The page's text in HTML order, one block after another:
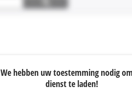
We hebben uw toestemming nodig
dienst te laden!